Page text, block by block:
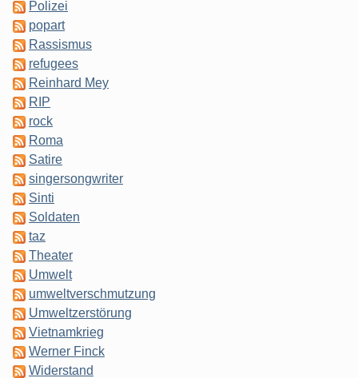
Polizei
popart
Rassismus
refugees
Reinhard Mey
RIP
rock
Roma
Satire
singersongwriter
Sinti
Soldaten
taz
Theater
Umwelt
umweltverschmutzung
Umweltzerstörung
Vietnamkrieg
Werner Finck
Widerstand